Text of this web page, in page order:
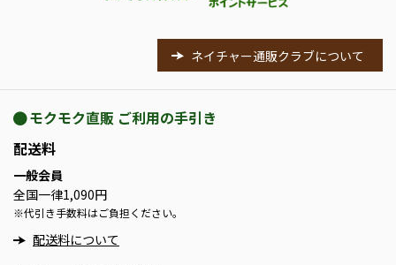
ネイチャー通販クラブについて
モクモク直販 ご利用の手引き
配送料
一般会員
全国一律1,090円
※代引き手数料はご負担ください。
配送料について